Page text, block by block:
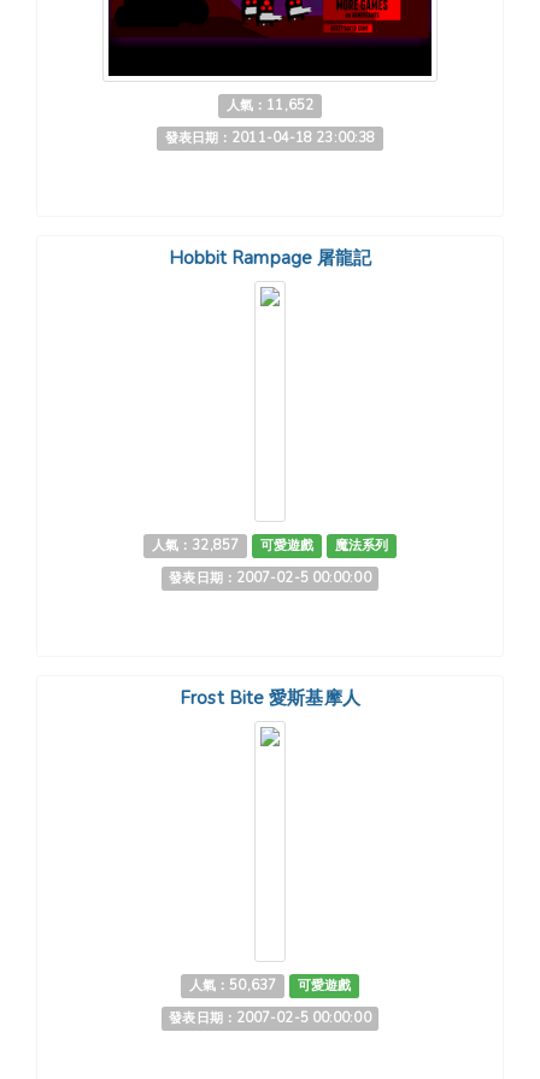
人氣：11,652
發表日期：2011-04-18 23:00:38
Hobbit Rampage 屠龍記
人氣：32,857 可愛遊戲
魔法系列
發表日期：2007-02-5 00:00:00
Frost Bite 愛斯基摩人
人氣：50,637
可愛遊戲
發表日期：2007-02-5 00:00:00